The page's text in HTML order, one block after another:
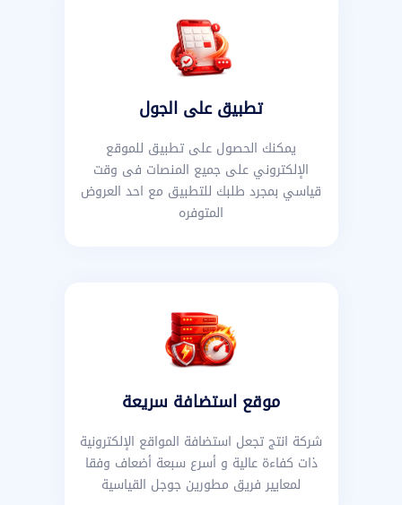
تطبيق على الجول
يمكنك الحصول على تطبيق للموقع
الإلكتروني على جميع المنصات فى وقت
قياسي بمجرد طلبك للتطبيق مع احد العروض
المتوفره
موقع استضافة سريعة
شركة انتج تجعل استضافة المواقع الإلكترونية
ذات كفاءة عالية و أسرع سبعة أضعاف وفقا
لمعايير فريق مطورين جوجل القياسية